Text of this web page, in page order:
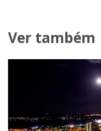
Ver também